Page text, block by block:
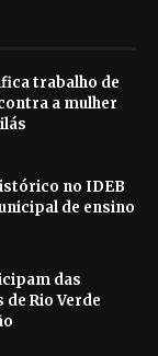
trabalho de
a mulher
no IDEB
de ensino
das
Rio Verde